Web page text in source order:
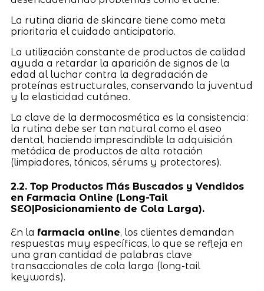
La rutina diaria de skincare tiene como meta
prioritaria el cuidado anticipatorio.
La utilización constante de productos de calidad
ayuda a retardar la aparición de signos de la
edad al luchar contra la degradación de
proteínas estructurales, conservando la juventud
y la elasticidad cutánea.
La clave de la dermocosmética es la consistencia:
la rutina debe ser tan natural como el aseo
dental, haciendo imprescindible la adquisición
metódica de productos de alta rotación
(limpiadores, tónicos, sérums y protectores).
2.2. Top Productos Más Buscados y Vendidos
en Farmacia Online (Long-Tail
SEO|Posicionamiento de Cola Larga).
En la farmacia online, los clientes demandan
respuestas muy específicas, lo que se refleja en
una gran cantidad de palabras clave
transaccionales de cola larga (long-tail
keywords).